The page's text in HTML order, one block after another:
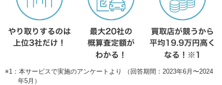
※1：本サービスで実施のアンケートより （回答期間：2023年6月〜2024
年5月）